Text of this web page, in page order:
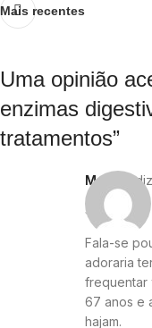
Mais recentes
Uma opinião
enzimas
tratamentos”
Mariza
Janeiro 18,
Fala-se
adoraria
frequentar
67 anos e
hajam.